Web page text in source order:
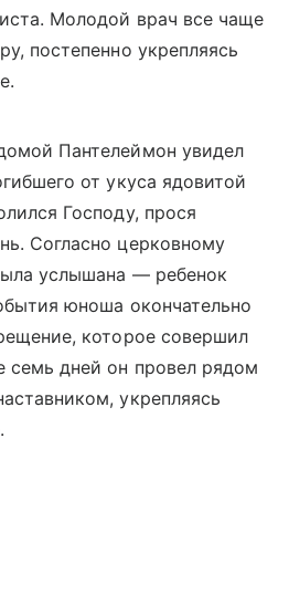
Молодой врач все чаще
постепенно укрепляясь
Пантелеймон увидел
от укуса ядовитой
Господу, прося
Согласно церковному
услышана — ребенок
юноша окончательно
которое совершил
дней он провел рядом
укрепляясь